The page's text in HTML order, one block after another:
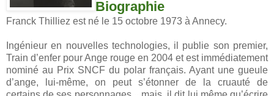
Biographie
Franck Thilliez est né le 15 octobre 1973 à Annecy.
Ingénieur en nouvelles technologies, il publie son premier,
Train d’enfer pour Ange rouge en 2004 et est immédiatement
nominé au Prix SNCF du polar français. Ayant une gueule
d’ange, lui-même, on peut s’étonner de la cruauté de